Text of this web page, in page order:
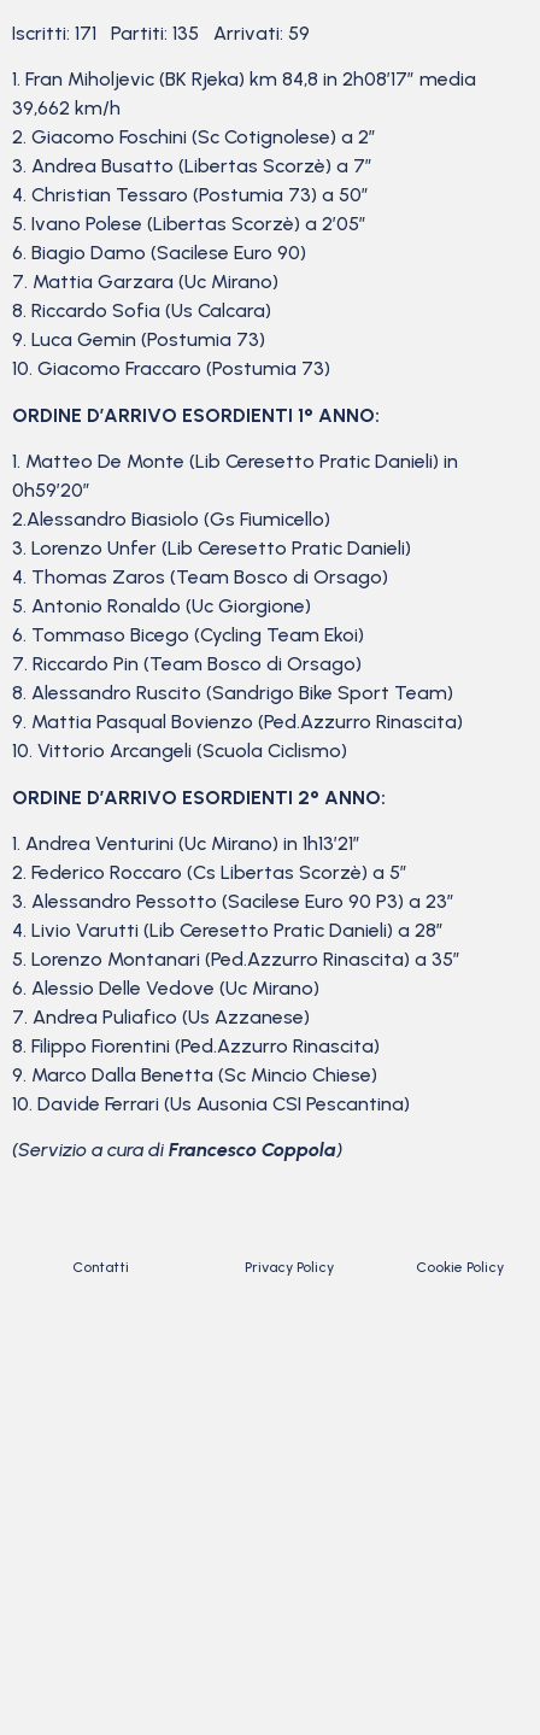
Iscritti: 171 Partiti: 135 Arrivati: 59
1. Fran Miholjevic (BK Rjeka) km 84,8 in 2h08’17” media
39,662 km/h
2. Giacomo Foschini (Sc Cotignolese) a 2″
3. Andrea Busatto (Libertas Scorzè) a 7″
4. Christian Tessaro (Postumia 73) a 50″
5. Ivano Polese (Libertas Scorzè) a 2’05”
6. Biagio Damo (Sacilese Euro 90)
7. Mattia Garzara (Uc Mirano)
8. Riccardo Sofia (Us Calcara)
9. Luca Gemin (Postumia 73)
10. Giacomo Fraccaro (Postumia 73)
ORDINE D’ARRIVO ESORDIENTI 1° ANNO:
1. Matteo De Monte (Lib Ceresetto Pratic Danieli) in
0h59’20”
2.Alessandro Biasiolo (Gs Fiumicello)
3. Lorenzo Unfer (Lib Ceresetto Pratic Danieli)
4. Thomas Zaros (Team Bosco di Orsago)
5. Antonio Ronaldo (Uc Giorgione)
6. Tommaso Bicego (Cycling Team Ekoi)
7. Riccardo Pin (Team Bosco di Orsago)
8. Alessandro Ruscito (Sandrigo Bike Sport Team)
9. Mattia Pasqual Bovienzo (Ped.Azzurro Rinascita)
10. Vittorio Arcangeli (Scuola Ciclismo)
ORDINE D’ARRIVO ESORDIENTI 2° ANNO:
1. Andrea Venturini (Uc Mirano) in 1h13’21”
2. Federico Roccaro (Cs Libertas Scorzè) a 5″
3. Alessandro Pessotto (Sacilese Euro 90 P3) a 23″
4. Livio Varutti (Lib Ceresetto Pratic Danieli) a 28″
5. Lorenzo Montanari (Ped.Azzurro Rinascita) a 35″
6. Alessio Delle Vedove (Uc Mirano)
7. Andrea Puliafico (Us Azzanese)
8. Filippo Fiorentini (Ped.Azzurro Rinascita)
9. Marco Dalla Benetta (Sc Mincio Chiese)
10. Davide Ferrari (Us Ausonia CSI Pescantina)
(Servizio a cura di Francesco Coppola)
Contatti Privacy Policy Cookie Policy